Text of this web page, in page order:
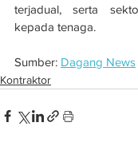
terjadual, serta
kepada tenaga.
Sumber: Dagang News
Kontraktor